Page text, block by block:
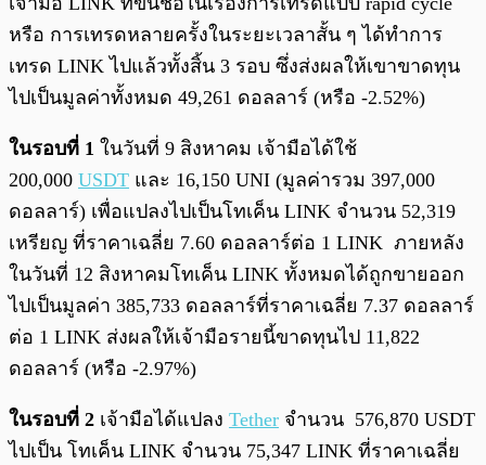
หรือ การเทรดหลายครั้งในระยะเวลาสั้น ๆ ได้ทำการ
เทรด LINK ไปแล้วทั้งสิ้น 3 รอบ ซึ่งส่งผลให้เขาขาดทุน
ไปเป็นมูลค่าทั้งหมด 49,261 ดอลลาร์ (หรือ -2.52%)
ในรอบที่ 1 ในวันที่ 9 สิงหาคม เจ้ามือได้ใช้
200,000 USDT และ 16,150 UNI (มูลค่ารวม 397,000
ดอลลาร์) เพื่อแปลงไปเป็นโทเค็น LINK จำนวน 52,319
เหรียญ ที่ราคาเฉลี่ย 7.60 ดอลลาร์ต่อ 1 LINK ภายหลัง
ในวันที่ 12 สิงหาคมโทเค็น LINK ทั้งหมดได้ถูกขายออก
ไปเป็นมูลค่า 385,733 ดอลลาร์ที่ราคาเฉลี่ย 7.37 ดอลลาร์
ต่อ 1 LINK ส่งผลให้เจ้ามือรายนี้ขาดทุนไป 11,822
ดอลลาร์ (หรือ -2.97%)
ในรอบที่ 2 เจ้ามือได้แปลง Tether จำนวน 576,870 USDT
ไปเป็น โทเค็น LINK จำนวน 75,347 LINK ที่ราคาเฉลี่ย